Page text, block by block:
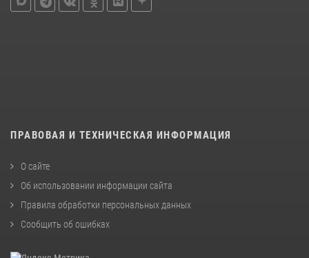
ПРАВОВАЯ И ТЕХНИЧЕСКАЯ ИНФОРМАЦИЯ
О сайте
Об использовании информации сайта
Правила обработки персональных данных
Сообщить об ошибках